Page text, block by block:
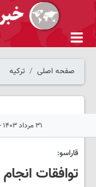
صفحه اصلی ترکیه
۳۱ مرداد ۱۴۰۳ - ۱۸:۲۷
قاراسو:
توافقات